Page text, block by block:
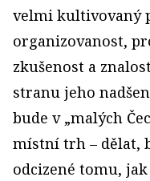
velmi kultivovaný
organizovanost,
zkušenost a
stranu jeho
bude v „malých
místní trh – dělat,
odcizené tomu,